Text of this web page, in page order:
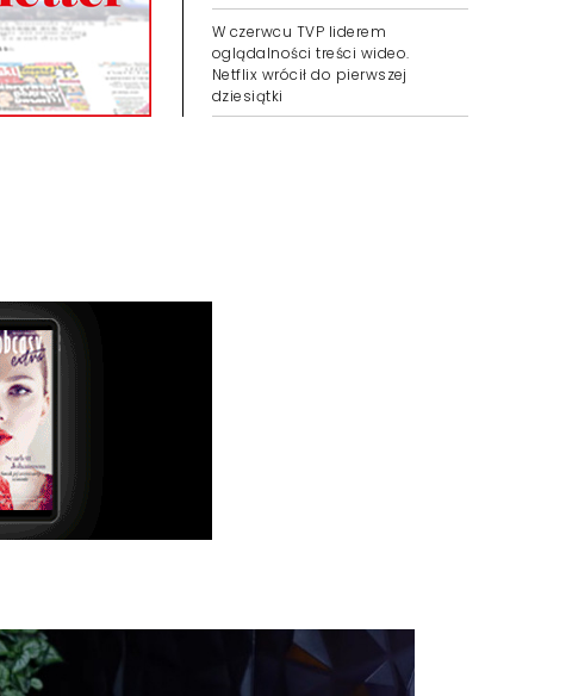
W czerwcu TVP liderem
oglądalności treści wideo.
Netflix wrócił do pierwszej
dziesiątki